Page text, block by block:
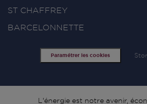
ST CHAFFREY
BARCELONNETTE
Paramétrer les cookies
L'énergie est notre avenir,